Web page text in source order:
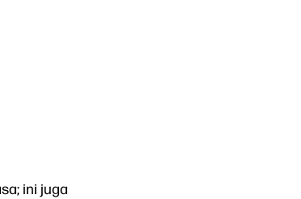
ini juga